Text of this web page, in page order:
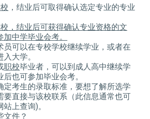
，结业后可取得确认选定专业的专业
，结业后可获得确认专业资格的文
中学毕业会考。
员可以在专校学校继续学业，或者在
大学。
职校毕业者，可以到成人高中继续学
也可参加毕业会考。
定考生的录取标准，要想了解所选学
要直接与该校联系（此信息通常也可
上查询)。
文件？